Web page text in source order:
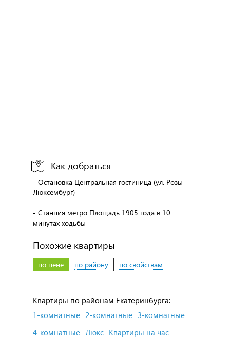
Как добраться
- Остановка Центральная гостиница (ул. Розы
Люксембург)
- Станция метро Площадь 1905 года в 10
минутах ходьбы
Похожие квартиры
по цене по району по свойствам
Квартиры по районам Екатеринбурга:
1-комнатные 2-комнатные 3-комнатные
4-комнатные Люкс Квартиры на час